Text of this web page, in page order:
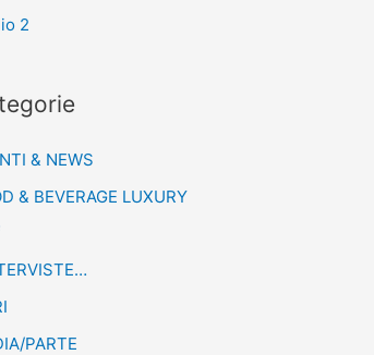
2
& NEWS
& BEVERAGE LUXURY
PARTE